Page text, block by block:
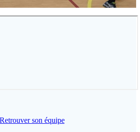
Retrouver son équipe